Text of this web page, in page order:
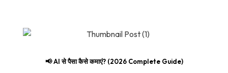
📢 AI से पैसा कैसे कमाएं? (2026 Complete Guide)